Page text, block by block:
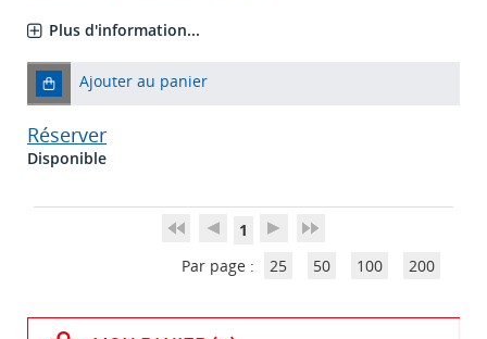
Plus d'information...
Ajouter au panier
Réserver
Disponible
1
Par page :
25 50 100 200